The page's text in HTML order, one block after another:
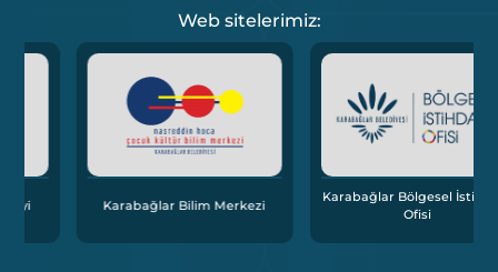
Web sitelerimiz:
Karabağlar Bilim Merkezi
Karabağlar Bölgesel İstihdam